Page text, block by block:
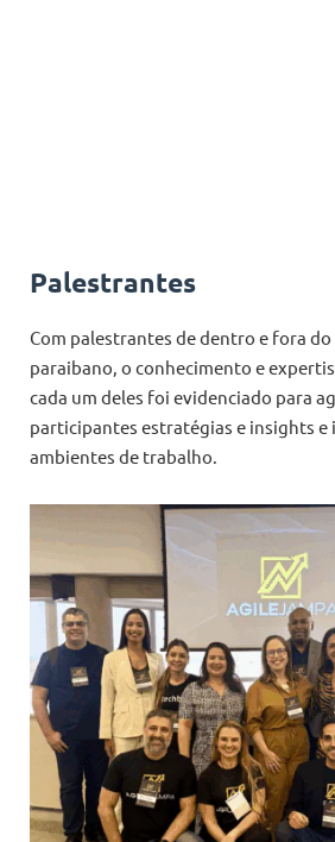
Palestrantes
Com palestrantes de dentro e fora do
paraibano, o conhecimento e
cada um deles foi evidenciado para
participantes estratégias e insights e
ambientes de trabalho.